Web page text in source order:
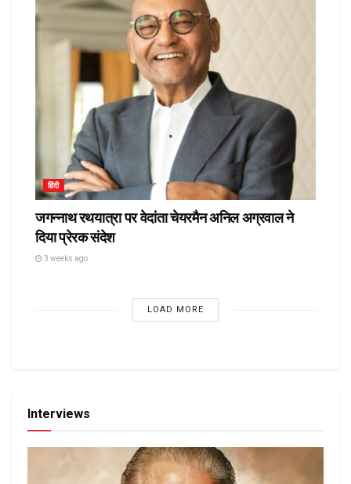
हिंदी
जगन्नाथ रथयात्रा पर वेदांता चेयरमैन अनिल अग्रवाल ने
दिया प्रेरक संदेश
3 weeks ago
LOAD MORE
Interviews